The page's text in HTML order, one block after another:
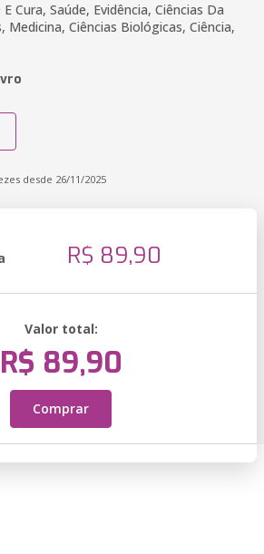
Cura, Saúde, Evidência, Ciências Da
Medicina, Ciências Biológicas, Ciência,
desde 26/11/2025
R$ 89,90
Valor total:
R$ 89,90
Comprar